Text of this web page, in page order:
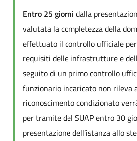
Entro 25 giorni dalla
valutata la completezza della
effettuato il controllo ufficiale
requisiti delle infrastrutture e
seguito di un primo controllo
funzionario incaricato non rileva
riconoscimento condizionato
per tramite del SUAP entro 30
presentazione dell’istanza allo